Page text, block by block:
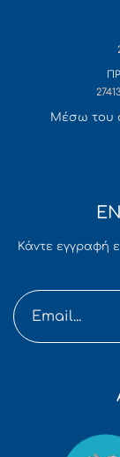
Mέσω του
Κάντε εγγραφή